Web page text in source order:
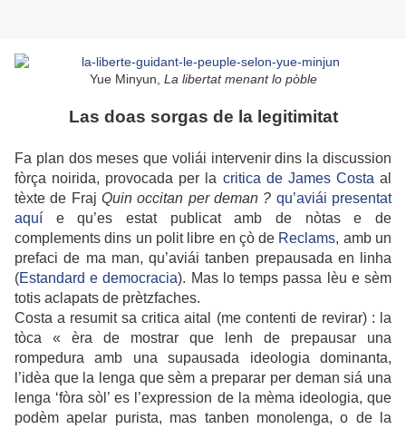
Yue Minyun, La libertat menant lo pòble
Las doas sorgas de la legitimitat
Fa plan dos meses que voliái intervenir dins la discussion
fòrça noirida, provocada per la critica de James Costa al
tèxte de Fraj Quin occitan per deman ? qu’aviái presentat
aquí e qu’es estat publicat amb de nòtas e de
complements dins un polit libre en çò de Reclams, amb un
prefaci de ma man, qu’aviái tanben prepausada en linha
(Estandard e democracia). Mas lo temps passa lèu e sèm
totis aclapats de prètzfaches.
Costa a resumit sa critica aital (me contenti de revirar) : la
tòca « èra de mostrar que lenh de prepausar una
rompedura amb una supausada ideologia dominanta,
l’idèa que la lenga que sèm a preparar per deman siá una
lenga ‘fòra sòl’ es l’expression de la mèma ideologia, que
podèm apelar purista, mas tanben monolenga, o de la